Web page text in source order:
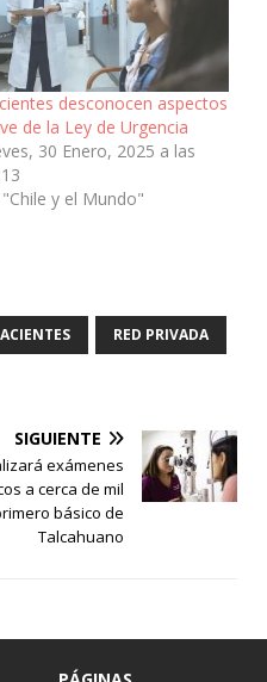
desconocen aspectos
de la Ley de Urgencia
30 Enero, 2025 a las
"Chile y el Mundo"
RED PRIVADA
SIGUIENTE
exámenes
a cerca de mil
básico de
Talcahuano